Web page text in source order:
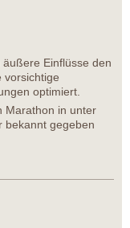
Einflüsse den
vorsichtige
optimiert.
Marathon in unter
bekannt gegeben